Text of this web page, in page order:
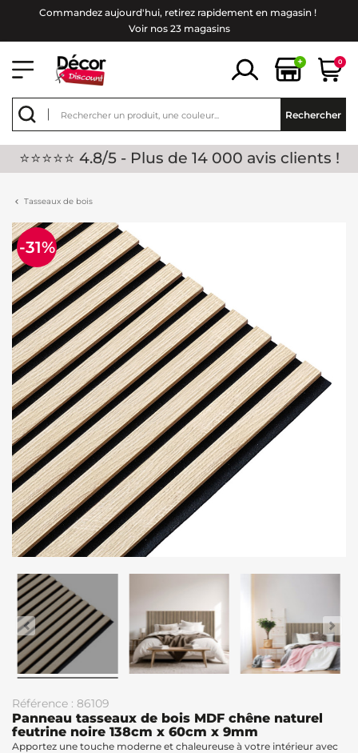
Commandez aujourd'hui, retirez rapidement en magasin !
Voir nos 23 magasins
+ 0
Rechercher
⭐⭐⭐⭐⭐ 4.8/5 - Plus de 14 000 avis clients !
Tasseaux de bois
-31%
Référence : 86109
Panneau tasseaux de bois MDF chêne naturel
feutrine noire 138cm x 60cm x 9mm
Apportez une touche moderne et chaleureuse à votre intérieur avec